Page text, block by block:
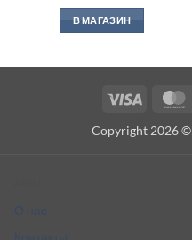
В МАГАЗИН
Visa
Copyright 2026 ©
О нас
Контакты